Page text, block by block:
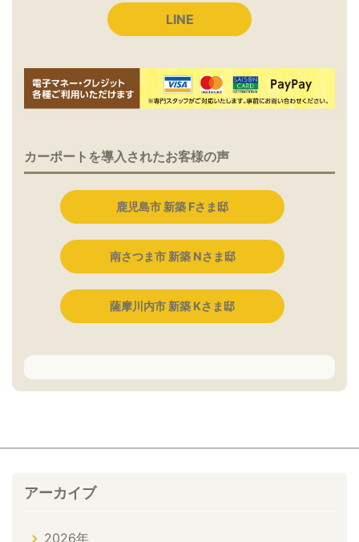
LINE
カーポートを導入されたお客様の声
鹿児島市 新築 Fさま邸
南さつま市 新築 Nさま邸
薩摩川内市 新築 Kさま邸
アーカイブ
2026年